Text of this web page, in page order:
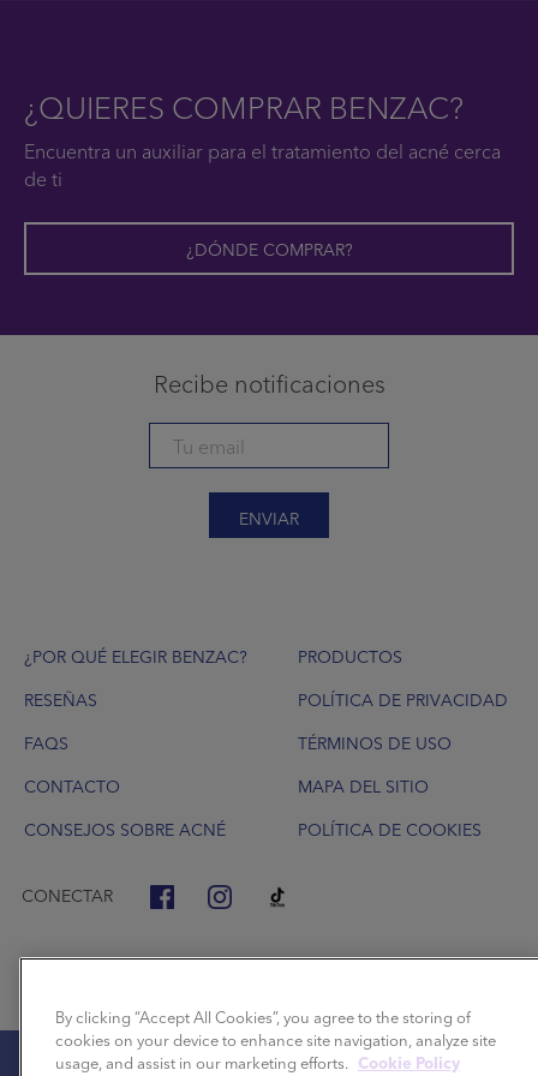
¿QUIERES COMPRAR BENZAC?
Encuentra un auxiliar para el tratamiento del acné cerca
de ti
¿DÓNDE COMPRAR?
Recibe notificaciones
ENVIAR
Footer
¿POR QUÉ ELEGIR BENZAC?
RESEÑAS
FAQS
CONTACTO
CONSEJOS SOBRE ACNÉ
PRODUCTOS
POLÍTICA DE PRIVACIDAD
TÉRMINOS DE USO
MAPA DEL SITIO
POLÍTICA DE COOKIES
CONECTAR
By clicking “Accept All Cookies”, you agree to the storing of
cookies on your device to enhance site navigation, analyze site
usage, and assist in our marketing efforts. Cookie Policy